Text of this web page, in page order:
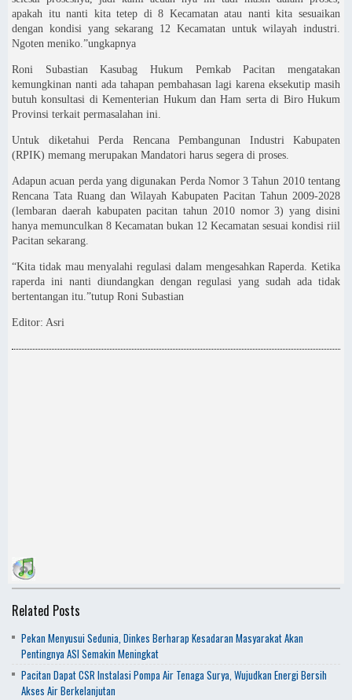
apakah itu nanti kita tetep di 8 Kecamatan atau nanti kita sesuaikan
dengan kondisi yang sekarang 12 Kecamatan untuk wilayah industri.
Ngoten meniko.”ungkapnya
Roni Subastian Kasubag Hukum Pemkab Pacitan mengatakan
kemungkinan nanti ada tahapan pembahasan lagi karena eksekutip masih
butuh konsultasi di Kementerian Hukum dan Ham serta di Biro Hukum
Provinsi terkait permasalahan ini.
Untuk diketahui Perda Rencana Pembangunan Industri Kabupaten
(RPIK) memang merupakan Mandatori harus segera di proses.
Adapun acuan perda yang digunakan Perda Nomor 3 Tahun 2010 tentang
Rencana Tata Ruang dan Wilayah Kabupaten Pacitan Tahun 2009-2028
(lembaran daerah kabupaten pacitan tahun 2010 nomor 3) yang disini
hanya memunculkan 8 Kecamatan bukan 12 Kecamatan sesuai kondisi riil
Pacitan sekarang.
“Kita tidak mau menyalahi regulasi dalam mengesahkan Raperda. Ketika
raperda ini nanti diundangkan dengan regulasi yang sudah ada tidak
bertentangan itu.”tutup Roni Subastian
Editor: Asri
Related Posts
Pekan Menyusui Sedunia, Dinkes Berharap Kesadaran Masyarakat Akan
Pentingnya ASI Semakin Meningkat
Pacitan Dapat CSR Instalasi Pompa Air Tenaga Surya, Wujudkan Energi Bersih
Akses Air Berkelanjutan